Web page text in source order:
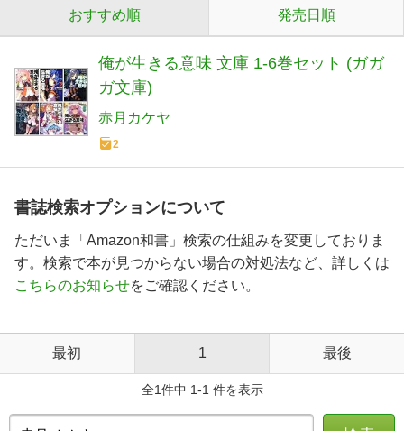
おすすめ順 発売日順
俺が生きる意味 文庫 1-6巻セット (ガガ
ガ文庫)
赤月カケヤ
2
書誌検索オプションについて
ただいま「Amazon和書」検索の仕組みを変更しておりま
す。検索で本が見つからない場合の対処法など、詳しくは
こちらのお知らせをご確認ください。
最初 1 最後
全1件中 1-1 件を表示